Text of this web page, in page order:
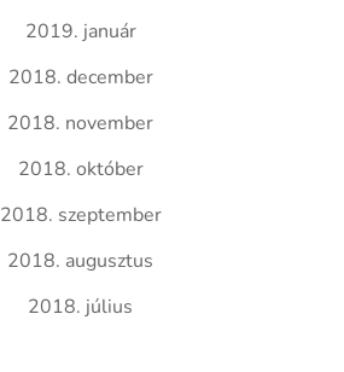
2019. január
2018. december
2018. november
2018. október
2018. szeptember
2018. augusztus
2018. július